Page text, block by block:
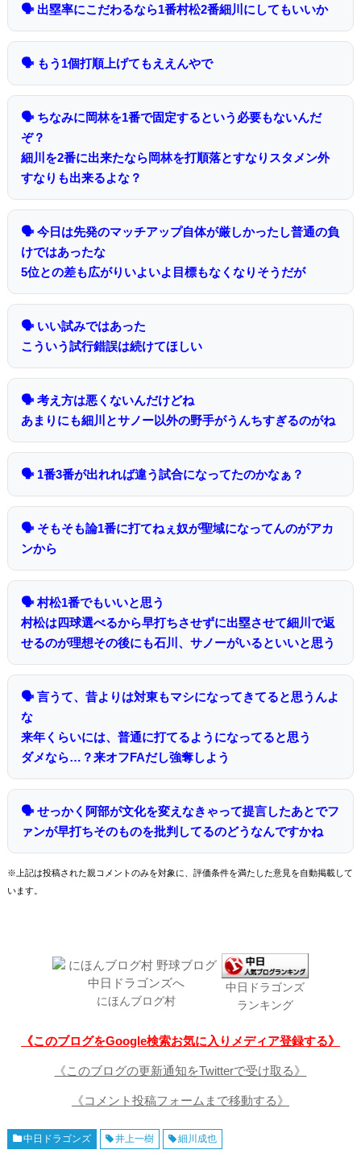
🗣 出塁率にこだわるなら1番村松2番細川にしてもいいか
🗣 もう1個打順上げてもええんやで
🗣 ちなみに岡林を1番で固定するという必要もないんだ
ぞ？
細川を2番に出来たなら岡林を打順落とすなりスタメン外
すなりも出来るよな？
🗣 今日は先発のマッチアップ自体が厳しかったし普通の負
けではあったな
5位との差も広がりいよいよ目標もなくなりそうだが
🗣 いい試みではあった
こういう試行錯誤は続けてほしい
🗣 考え方は悪くないんだけどね
あまりにも細川とサノー以外の野手がうんちすぎるのがね
🗣 1番3番が出れれば違う試合になってたのかなぁ？
🗣 そもそも論1番に打てねぇ奴が聖域になってんのがアカ
ンから
🗣 村松1番でもいいと思う
村松は四球選べるから早打ちさせずに出塁させて細川で返
せるのが理想その後にも石川、サノーがいるといいと思う
🗣 言うて、昔よりは対東もマシになってきてると思うんよ
な
来年くらいには、普通に打てるようになってると思う
ダメなら…？来オフFAだし強奪しよう
🗣 せっかく阿部が文化を変えなきゃって提言したあとでフ
ァンが早打ちそのものを批判してるのどうなんですかね
※上記は投稿された親コメントのみを対象に、評価条件を満たした意見を自動掲載して
います。
にほんブログ村
中日ドラゴンズ
ランキング
《このブログをGoogle検索お気に入りメディア登録する》
《このブログの更新通知をTwitterで受け取る》
《コメント投稿フォームまで移動する》
中日ドラゴンズ 井上一樹 細川成也